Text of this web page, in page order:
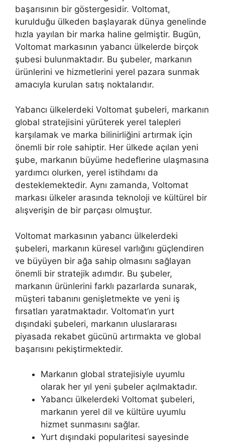
başarısının bir göstergesidir. Voltomat,
kurulduğu ülkeden başlayarak dünya genelinde
hızla yayılan bir marka haline gelmiştir. Bugün,
Voltomat markasının yabancı ülkelerde birçok
şubesi bulunmaktadır. Bu şubeler, markanın
ürünlerini ve hizmetlerini yerel pazara sunmak
amacıyla kurulan satış noktalarıdır.
Yabancı ülkelerdeki Voltomat şubeleri, markanın
global stratejisini yürüterek yerel talepleri
karşılamak ve marka bilinirliğini artırmak için
önemli bir role sahiptir. Her ülkede açılan yeni
şube, markanın büyüme hedeflerine ulaşmasına
yardımcı olurken, yerel istihdamı da
desteklemektedir. Aynı zamanda, Voltomat
markası ülkeler arasında teknoloji ve kültürel bir
alışverişin de bir parçası olmuştur.
Voltomat markasının yabancı ülkelerdeki
şubeleri, markanın küresel varlığını güçlendiren
ve büyüyen bir ağa sahip olmasını sağlayan
önemli bir stratejik adımdır. Bu şubeler,
markanın ürünlerini farklı pazarlarda sunarak,
müşteri tabanını genişletmekte ve yeni iş
fırsatları yaratmaktadır. Voltomat’ın yurt
dışındaki şubeleri, markanın uluslararası
piyasada rekabet gücünü artırmakta ve global
başarısını pekiştirmektedir.
Markanın global stratejisiyle uyumlu
olarak her yıl yeni şubeler açılmaktadır.
Yabancı ülkelerdeki Voltomat şubeleri,
markanın yerel dil ve kültüre uyumlu
hizmet sunmasını sağlar.
Yurt dışındaki popularitesi sayesinde